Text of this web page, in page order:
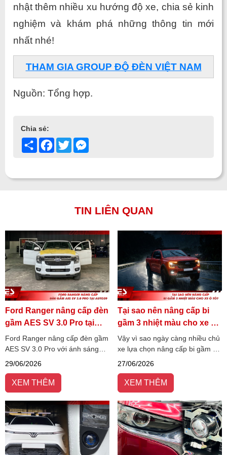
nhật thêm nhiều xu hướng độ xe, chia sẻ kinh
nghiệm và khám phá những thông tin mới
nhất nhé!
THAM GIA GROUP ĐỘ ĐÈN VIỆT NAM
Nguồn: Tổng hợp.
Chia sẻ:
Share Facebook
Twitter
TIN LIÊN QUAN
Ford Ranger nâng cấp đèn
gầm AES SV 3.0 Pro tại
Auto39
Ford Ranger nâng cấp đèn gầm
AES SV 3.0 Pro với ánh sáng
4800K bám đường, trợ pha Elip
an toàn khi lái xe ban đêm.
29/06/2026
XEM THÊM
Tại sao nên nâng cấp bi
gầm 3 nhiệt màu cho xe ô
tô?
Vậy vì sao ngày càng nhiều chủ
xe lựa chọn nâng cấp bi gầm 3
nhiệt màu thay vì các dòng đèn
Hãy cùng AES Việt Nam tìm
hiểu ngay!
27/06/2026
XEM THÊM